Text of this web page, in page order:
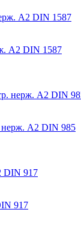
А2 DIN 1587
нерж. А2 DIN 985
917